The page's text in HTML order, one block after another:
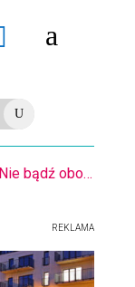
a
U
AKCJA. ,,Nie bądź obojętny” na kaliskim rynku
REKLAMA